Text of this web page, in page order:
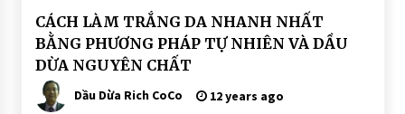
BÀI
VIẾT
DẦU
DỪA
DƯỠNG
DA
CÁCH LÀM TRẮNG DA NHANH NHẤT
BẰNG PHƯƠNG PHÁP TỰ NHIÊN VÀ DẦU
DỪA NGUYÊN CHẤT
Dầu Dừa Rich CoCo 12 years ago